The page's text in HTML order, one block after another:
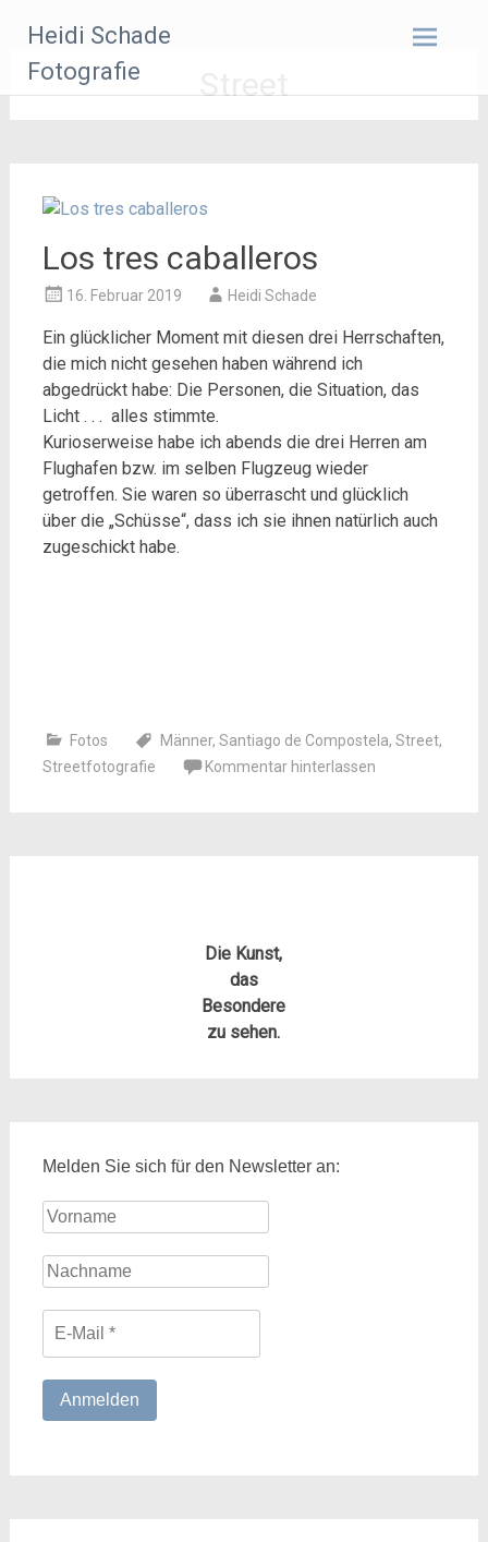
Inhalt
springen
Heidi Schade
Fotografie
Street
Los tres caballeros
16. Februar 2019 Heidi Schade
Ein glücklicher Moment mit diesen drei Herrschaften,
die mich nicht gesehen haben während ich
abgedrückt habe: Die Personen, die Situation, das
Licht . . . alles stimmte.
Kurioserweise habe ich abends die drei Herren am
Flughafen bzw. im selben Flugzeug wieder
getroffen. Sie waren so überrascht und glücklich
über die „Schüsse“, dass ich sie ihnen natürlich auch
zugeschickt habe.
Fotos Männer, Santiago de Compostela, Street,
Streetfotografie
Kommentar hinterlassen
Die Kunst,
das
Besondere
zu sehen.
Melden Sie sich für den Newsletter an: